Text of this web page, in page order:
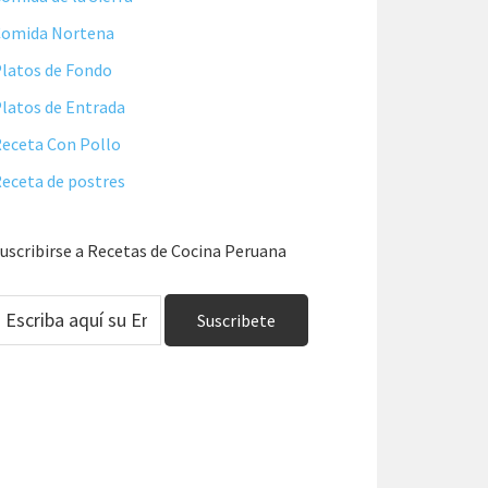
Nortena
de Fondo
de Entrada
Con Pollo
de postres
a Recetas de Cocina Peruana